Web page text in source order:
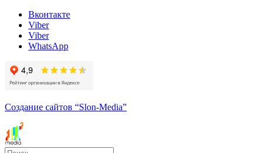
Вконтакте
Viber
Viber
WhatsApp
Создание сайтов “Slon-Media”